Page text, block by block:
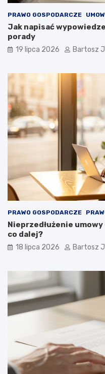
PRAWO GOSPODARCZE
Jak napisać
porady
19 lipca 2026 Bartosz
PRAWO GOSPODARCZE
Nieprzedłużenie
co dalej?
18 lipca 2026 Bartosz